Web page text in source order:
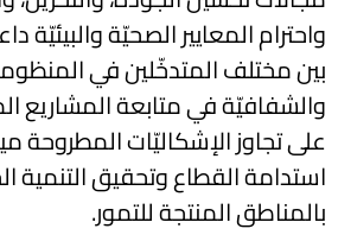
واحترام المعايير الصحيّة والبيئيّة
بين مختلف المتدخّلين في
والشفافيّة في متابعة المشاريع
على تجاوز الإشكاليّات المطروحة
استدامة القطاع وتحقيق التنمية
بالمناطق المنتجة للتمور.